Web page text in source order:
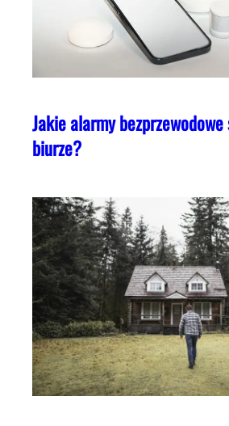
Jakie alarmy
biurze?